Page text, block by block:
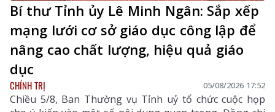
Bí thư Tỉnh ủy Lê Minh Ngân: Sắp xếp
mạng lưới cơ sở giáo dục công lập để
nâng cao chất lượng, hiệu quả giáo
dục
CHÍNH TRỊ 05/08/2026 17:52
Chiều 5/8, Ban Thường vụ Tỉnh uỷ tổ chức cuộc họp